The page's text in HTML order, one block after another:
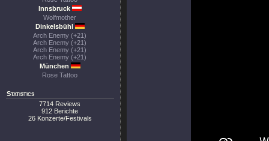
Innsbruck
Wolfmother
Dinkelsbühl
Arch Enemy (+21)
Arch Enemy (+21)
Arch Enemy (+21)
Arch Enemy (+21)
München
Rose Tattoo
Statistics
7714 Reviews
912 Berichte
26 Konzerte/Festivals